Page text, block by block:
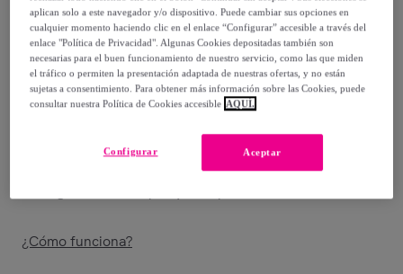
Entrega
Entrega desde2,95 €
Gratis desde 39,94 € de compra
¿Cómo funciona?
aplican solo a este navegador y/o dispositivo. Puede cambiar sus opciones en
cualquier momento haciendo clic en el enlace “Configurar” accesible a través del
enlace "Política de Privacidad". Algunas Cookies depositadas también son
necesarias para el buen funcionamiento de nuestro servicio, como las que miden
el tráfico o permiten la presentación adaptada de nuestras ofertas, y no están
sujetas a consentimiento. Para obtener más información sobre las Cookies, puede
consultar nuestra Política de Cookies accesible AQUÍ.
Aceptar
Configurar